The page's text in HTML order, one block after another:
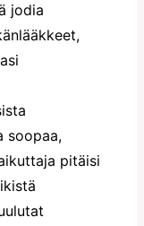
jodia
soopaa,
pitäisi